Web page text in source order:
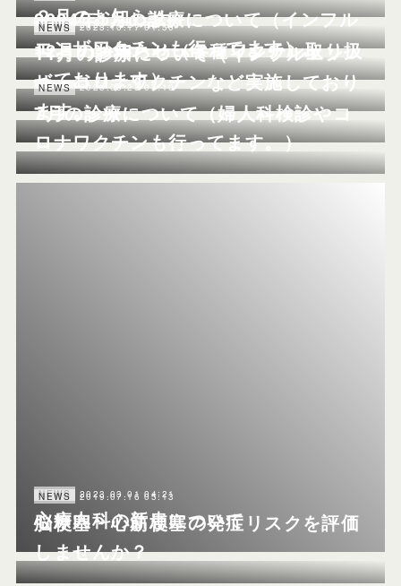
２月のお知らせ
2024年1月の診療について（インフル
エンザワクチンも行ってます）。
NEWS 2023.11.20 00:10
12月のお知らせ（各種ワクチン取り扱
っております）
NEWS 2023.10.17 01:50
11月の診療について（インフルエン
ザ・コロナワクチンなど実施しており
ます。
NEWS 2023.06.23 07:10
7月の診療について（婦人科検診やコ
ロナワクチンも行ってます。）
NEWS 2023.03.01 04:21
心療内科の新患について
NEWS 2019.07.16 05:13
脳梗塞・心筋梗塞の発症リスクを評価
しませんか？